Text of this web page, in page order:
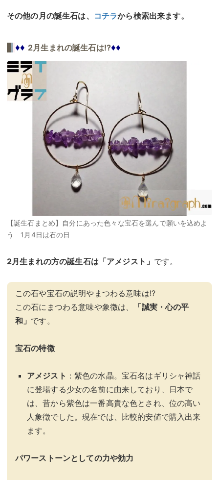
その他の月の誕生石は、 コチラから検索出来ます。
♦♦ 2月生まれの誕生石は!?♦♦
【誕生石まとめ】自分にあった色々な宝石を選んで願いを込めよ
う 1月4日は石の日
2月生まれの方の誕生石は「アメジスト 」 です。
この石や宝石の説明やまつわる意味は!?
この石にまつわる意味や象徴は、
「誠実・心の平
和」 です。
宝石の特徴
アメジスト ：紫色の水晶。宝石名はギリシャ神話
に登場する少女の名前に由来しており、日本で
は、昔から紫色は一番高貴な色とされ、位の高い
人象徴でした。現在では、比較的安値で購入出来
ます。
パワーストーンとしての力や効力